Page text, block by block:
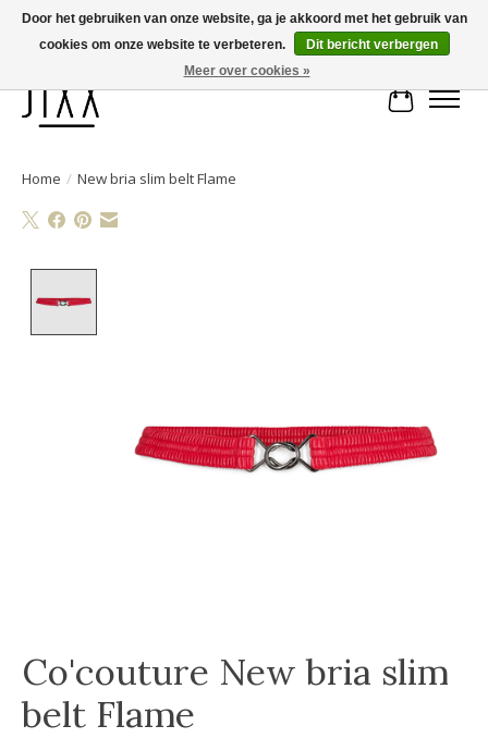
Voor 14.00 uur besteld, vandaag verstuurd | Gratis verzending vanaf € 75
Home / New bria slim belt Flame
Co'couture New bria slim
belt Flame
Door het gebruiken van onze website, ga je akkoord met het gebruik van
cookies om onze website te verbeteren.
Dit bericht verbergen
Meer over cookies »